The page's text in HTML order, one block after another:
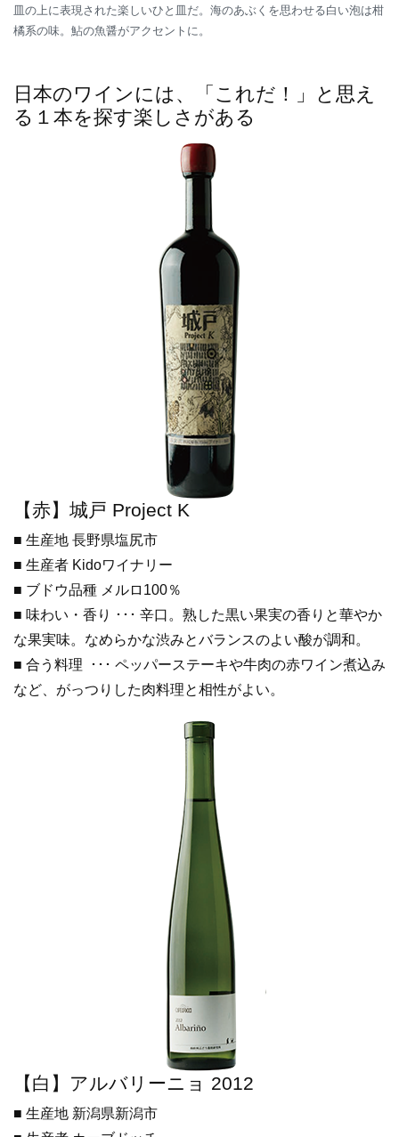
皿の上に表現された楽しいひと皿だ。海のあぶくを思わせる白い泡は柑
橘系の味。鮎の魚醤がアクセントに。
日本のワインには、「これだ！」と思え
る１本を探す楽しさがある
【赤】城戸 Project K
■ 生産地 長野県塩尻市
■ 生産者 Kidoワイナリー
■ ブドウ品種 メルロ100％
■ 味わい・香り ･･･ 辛口。熟した黒い果実の香りと華やか
な果実味。なめらかな渋みとバランスのよい酸が調和。
■ 合う料理 ･･･ ペッパーステーキや牛肉の赤ワイン煮込み
など、がっつりした肉料理と相性がよい。
【白】アルバリーニョ 2012
■ 生産地 新潟県新潟市